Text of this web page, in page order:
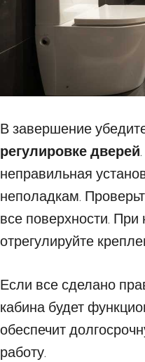
В завершение
регулировке дверей
неправильная
неполадкам.
все поверхности. При
отрегулируйте
Если все сделано
кабина будет
обеспечит
работу.